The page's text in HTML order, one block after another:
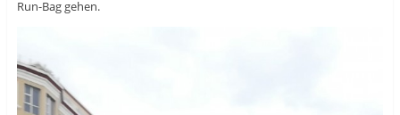
Run-Bag gehen.